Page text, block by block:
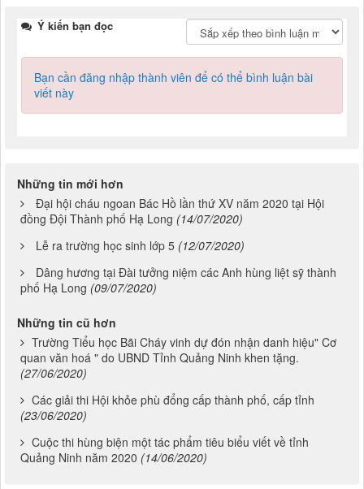
Ý kiến bạn đọc
Bạn cần đăng nhập thành viên để có thể bình luận bài
viết này
Những tin mới hơn
Đại hội cháu ngoan Bác Hồ lần thứ XV năm 2020 tại Hội
đồng Đội Thành phố Hạ Long (14/07/2020)
Lễ ra trường học sinh lớp 5 (12/07/2020)
Dâng hương tại Đài tưởng niệm các Anh hùng liệt sỹ thành
phố Hạ Long (09/07/2020)
Những tin cũ hơn
Trường Tiểu học Bãi Cháy vinh dự đón nhận danh hiệu" Cơ
quan văn hoá " do UBND Tỉnh Quảng Ninh khen tặng.
(27/06/2020)
Các giải thi Hội khỏe phù đổng cấp thành phố, cấp tỉnh
(23/06/2020)
Cuộc thi hùng biện một tác phẩm tiêu biểu viết về tỉnh
Quảng Ninh năm 2020 (14/06/2020)